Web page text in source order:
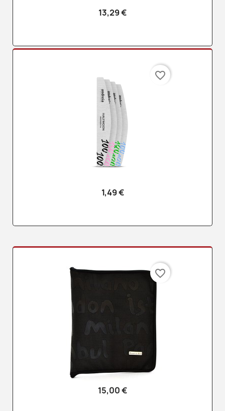
13,29 €
1,49 €
favorite_border
15,00 €
favorite_border